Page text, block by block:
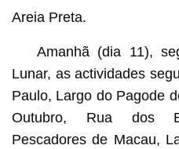
Areia Preta.
Amanhã (dia 11),
Lunar, as actividades
Paulo, Largo do Pagode
Outubro, Rua dos
Pescadores de Macau,